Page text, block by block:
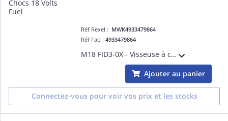
Réf Rexel : MWK4933479864
Réf Fab :4933479864
M18 FID3-0X - Visseuse à chocs compacte Hex 1/4 FUEL GEN4, 18V, 4 modes, 119/176/226Nm + 1 mode de Finition - HD Box, sans batterie, ni chargeur
Ajouter au panier
Connectez-vous pour voir vos prix et les stocks